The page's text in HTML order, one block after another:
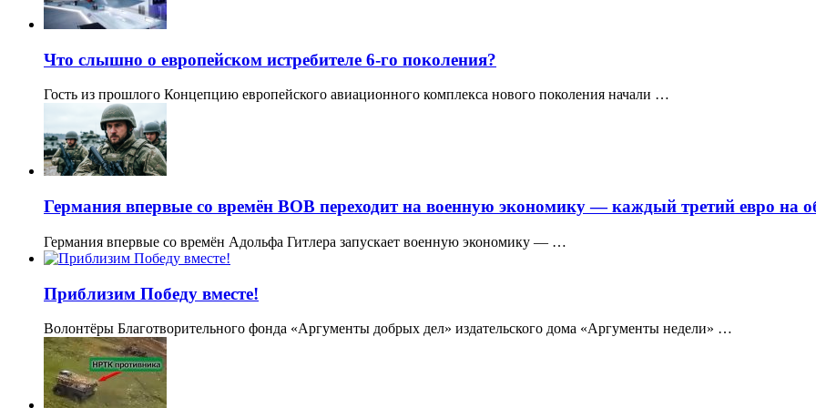
Что слышно о европейском истребителе 6-го поколения?
Гость из прошлого Концепцию европейского авиационного комплекса нового поколения начали …
Германия впервые со времён ВОВ переходит на военную экономику — каждый третий евро на
Германия впервые со времён Адольфа Гитлера запускает военную экономику — …
Приблизим Победу вместе!
Волонтёры Благотворительного фонда «Аргументы добрых дел» издательского дома «Аргументы недели» …